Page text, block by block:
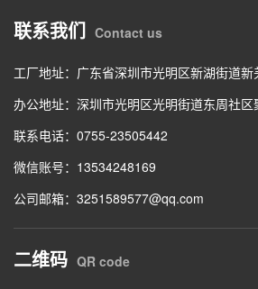
联系我们 Contact us
工厂地址：广东省深圳市光明区新湖街道
办公地址：深圳市光明区光明街道东周社
联系电话：0755-23505442
微信账号：13534248169
公司邮箱：3251589577@qq.com
二维码 QR code